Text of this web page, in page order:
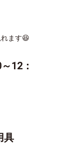
ます😆
12：
具